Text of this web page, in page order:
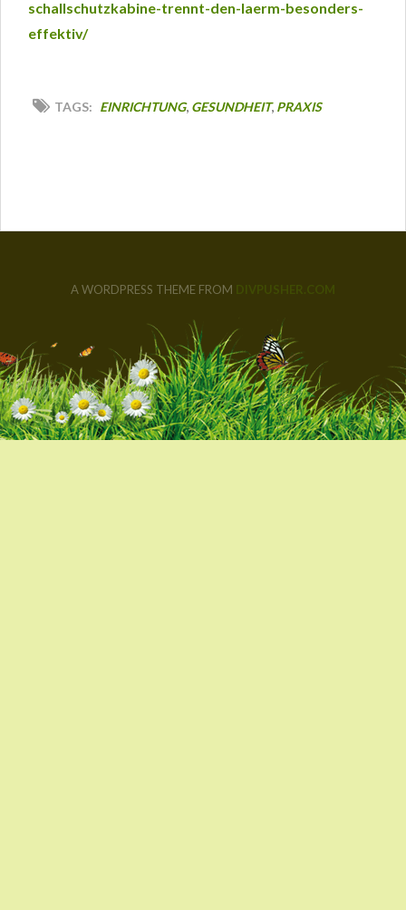
schallschutzkabine-trennt-den-laerm-besonders-
effektiv/
TAGS: EINRICHTUNG, GESUNDHEIT, PRAXIS
A WORDPRESS THEME FROM DIVPUSHER.COM